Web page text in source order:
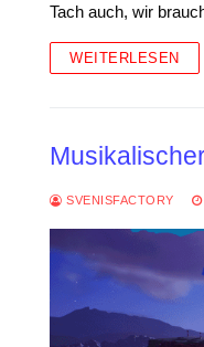
Tach auch, wir
WEITERLESEN
SVENISFACTORY